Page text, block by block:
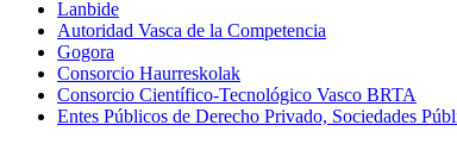
Lanbide
Autoridad Vasca de la Competencia
Gogora
Consorcio Haurreskolak
Consorcio Científico-Tecnológico Vasco BRTA
Entes Públicos de Derecho Privado, Sociedades